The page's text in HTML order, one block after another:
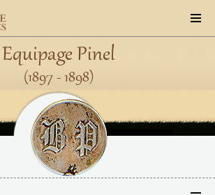
Equipage Pinel
(1897 - 1898)